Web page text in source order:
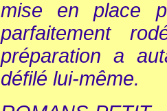
mise en place
parfaitement
préparation a
défilé lui-même.